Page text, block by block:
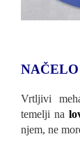
Vrtljivi
temelji na
njem, ne